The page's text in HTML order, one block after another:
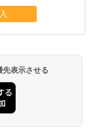
表示させる